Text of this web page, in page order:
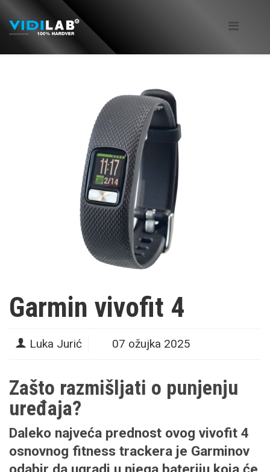
Garmin vivofit 4
Luka Jurić 07 ožujka 2025
Zašto razmišljati o punjenju
uređaja?
Daleko najveća prednost ovog vivofit 4
osnovnog fitness trackera je Garminov